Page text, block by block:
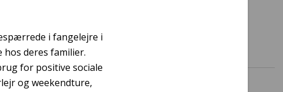
i fangelejre i
hos deres familier.
for positive sociale
og weekendture,